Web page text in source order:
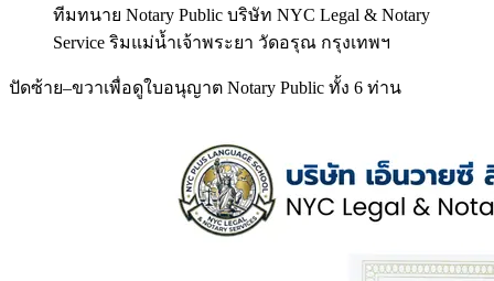
ทีมทนาย Notary Public บริษัท NYC Legal & Notary
Service ริมแม่น้ำเจ้าพระยา วัดอรุณ กรุงเทพฯ
ปัดซ้าย–ขวาเพื่อดูใบอนุญาต Notary Public ทั้ง 6 ท่าน